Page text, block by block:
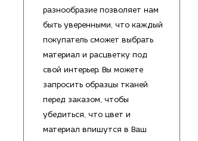
разнообразие позволяет нам
быть уверенными, что каждый
покупатель сможет выбрать
материал и расцветку под
свой интерьер. Вы можете
запросить образцы тканей
перед заказом, чтобы
убедиться, что цвет и
материал впишутся в Ваш